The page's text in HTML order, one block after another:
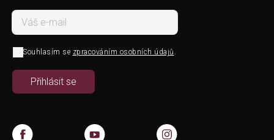
Souhlasím se zpracováním osobních údajů .